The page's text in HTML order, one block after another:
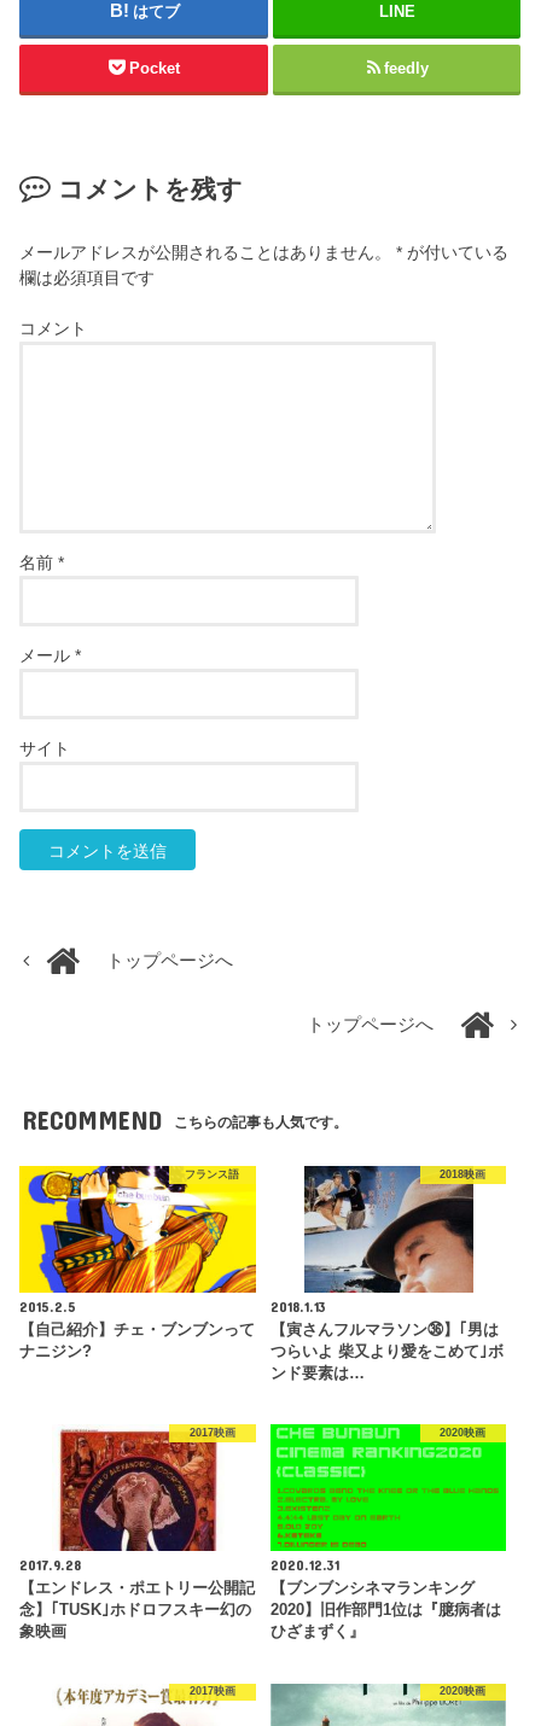
はてブ LINE
Pocket feedly
コメントを残す
メールアドレスが公開されることはありません。 * が付いている
欄は必須項目です
コメント
名前*
メール*
サイト
トップページへ
トップページへ
RECOMMEND こちらの記事も人気です。
フランス語
2015.2.5
【自己紹介】チェ・ブンブンって
ナニジン?
2018映画
2018.1.13
【寅さんフルマラソン㊱】｢男は
つらいよ 柴又より愛をこめて｣ボ
ンド要素は…
2017映画
2017.9.28
【エンドレス・ポエトリー公開記
念】｢TUSK｣ホドロフスキー幻の
象映画
2020映画
2020.12.31
【ブンブンシネマランキング
2020】旧作部門1位は『臆病者は
ひざまずく』
2017映画 2020映画